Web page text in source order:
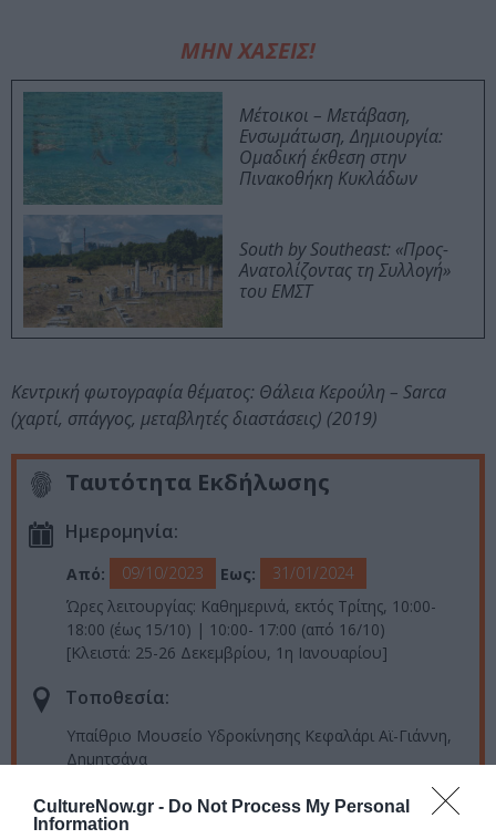
CultureNow.gr - Do Not Process My Personal
Information
ΜΗΝ ΧΑΣΕΙΣ!
Μέτοικοι – Μετάβαση,
Ενσωμάτωση, Δημιουργία:
Ομαδική έκθεση στην
Πινακοθήκη Κυκλάδων
South by Southeast: «Προς-
Ανατολίζοντας τη Συλλογή»
του ΕΜΣΤ
Κεντρική φωτογραφία θέματος: Θάλεια Κερούλη – Sarca
(χαρτί, σπάγγος, μεταβλητές διαστάσεις) (2019)
Ταυτότητα Εκδήλωσης
Ημερομηνία:
Από: 09/10/2023 Εως:
31/01/2024
Ώρες λειτουργίας: Καθημερινά, εκτός Τρίτης, 10:00-
18:00 (έως 15/10) | 10:00- 17:00 (από 16/10)
[Κλειστά: 25-26 Δεκεμβρίου, 1η Ιανουαρίου]
Τοποθεσία:
Υπαίθριο Μουσείο Υδροκίνησης Κεφαλάρι Αϊ-Γιάννη,
Δημητσάνα
Πληροφορίες / Κρατήσεις: